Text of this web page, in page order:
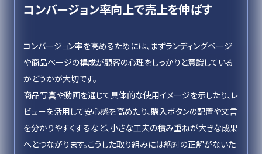
コンバージョン率向上で売上を伸ばす
コンバージョン率を高めるためには、まずランディングページ
や商品ページの構成が顧客の心理をしっかりと意識している
かどうかが大切です。
商品写真や動画を通じて具体的な使用イメージを示したり、レ
ビューを活用して安心感を高めたり、購入ボタンの配置や文言
を分かりやすくするなど、小さな工夫の積み重ねが大きな成果
へとつながります。こうした取り組みには絶対の正解がないた